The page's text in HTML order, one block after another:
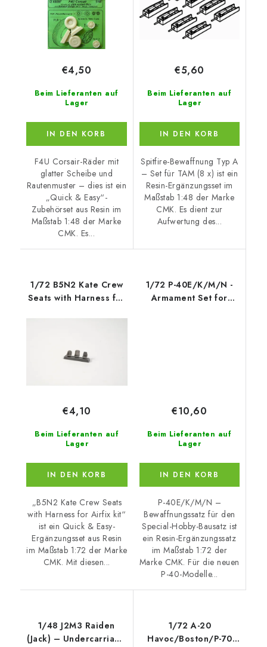
Beim Lieferanten auf
Lager
€4,50
IN DEN KORB
F4U Corsair-Räder mit
glatter Scheibe und
Rautenmuster – dies ist ein
„Quick & Easy“-
Zubehörset aus Resin im
Maßstab 1:48 der Marke
CMK. Es...
Beim Lieferanten auf
Lager
€5,60
IN DEN KORB
Spitfire-Bewaffnung Typ A
– Set für TAM (8 x) ist ein
Resin-Ergänzungsset im
Maßstab 1:48 der Marke
CMK. Es dient zur
Aufwertung des...
1/72 B5N2 Kate Crew
Seats with Harness for
Beim Lieferanten auf
Lager
€4,10
IN DEN KORB
„B5N2 Kate Crew Seats
with Harness for Airfix kit“
ist ein Quick & Easy-
Ergänzungsset aus Resin
im Maßstab 1:72 der Marke
CMK. Mit diesen...
1/72 P-40E/K/M/N -
Armament Set for
Beim Lieferanten auf
Lager
€10,60
IN DEN KORB
P-40E/K/M/N –
Bewaffnungssatz für den
Special-Hobby-Bausatz ist
ein Resin-Ergänzungssatz
im Maßstab 1:72 der
Marke CMK. Für die neuen
P-40-Modelle...
1/48 J2M3 Raiden
(Jack) – Undercarriage
1/72 A-20
Havoc/Boston/P-70